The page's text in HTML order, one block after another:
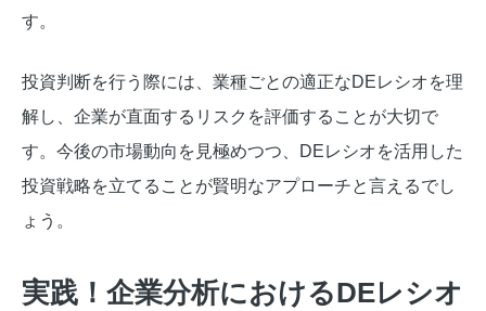
す。
投資判断を行う際には、業種ごとの適正なDEレシオを理
解し、企業が直面するリスクを評価することが大切で
す。今後の市場動向を見極めつつ、DEレシオを活用した
投資戦略を立てることが賢明なアプローチと言えるでし
ょう。
実践！企業分析におけるDEレシオ